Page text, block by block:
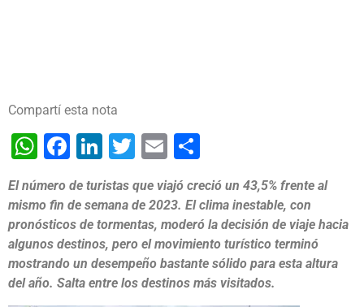
Compartí esta nota
WhatsApp
Facebook
LinkedIn
Twitter
Email
El número de turistas que viajó creció un 43,5% frente al
mismo fin de semana de 2023. El clima inestable, con
pronósticos de tormentas, moderó la decisión de viaje hacia
algunos destinos, pero el movimiento turístico terminó
mostrando un desempeño bastante sólido para esta altura
del año. Salta entre los destinos más visitados.